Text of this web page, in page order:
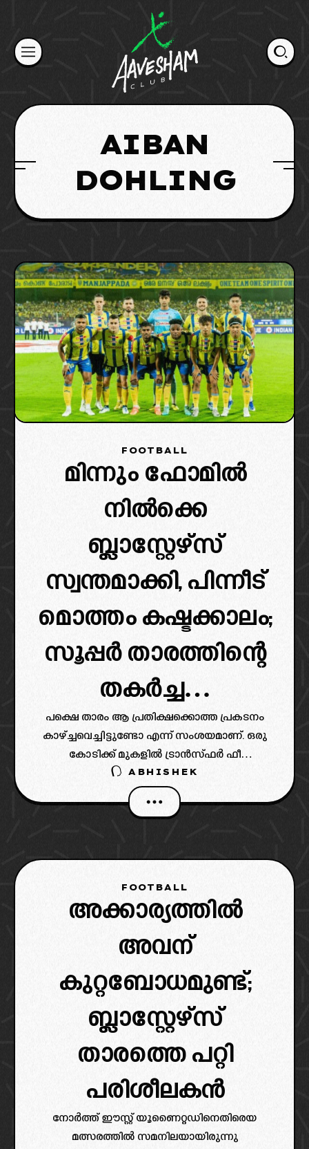
content
AIBAN
DOHLING
FOOTBALL
മിന്നും ഫോമിൽ
നിൽക്കെ
ബ്ലാസ്റ്റേഴ്‌സ്
സ്വന്തമാക്കി, പിന്നീട്
മൊത്തം കഷ്ടക്കാലം;
സൂപ്പർ താരത്തിന്റെ
തകർച്ച…
പക്ഷെ താരം ആ പ്രതിക്ഷക്കൊത്ത പ്രകടനം
കാഴ്ച്ചവെച്ചിട്ടുണ്ടോ എന്ന് സംശയമാണ്. ഒരു
കോടിക്ക് മുകളിൽ ട്രാൻസ്ഫർ ഫീ
നൽകിയാണ് കേരള ബ്ലാസ്റ്റേഴ്‌സ് ഐബനെ
സ്വന്തമാക്കിയത്.
ABHISHEK
FOOTBALL
അക്കാര്യത്തിൽ
അവന്
കുറ്റബോധമുണ്ട്;
ബ്ലാസ്റ്റേഴ്‌സ്
താരത്തെ പറ്റി
പരിശീലകൻ
നോർത്ത് ഈസ്റ്റ് യൂണൈറ്റഡിനെതിരെയ
മത്സരത്തിൽ സമനിലയായിരുന്നു